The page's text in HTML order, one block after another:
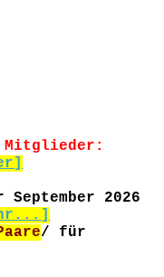
Mitglieder:
September 2026
/ für